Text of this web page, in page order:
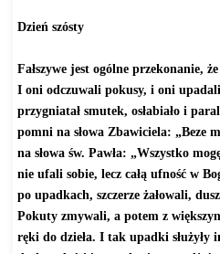
Dzień szósty
Fałszywe jest ogólne przekonanie,
I oni odczuwali pokusy, i oni
przygniatał smutek, osłabiało i
pomni na słowa Zbawiciela: „Beze
na słowa św. Pawła: „Wszystko
nie ufali sobie, lecz całą ufność w
po upadkach, szczerze żałowali,
Pokuty zmywali, a potem z
ręki do dzieła. I tak upadki służyły